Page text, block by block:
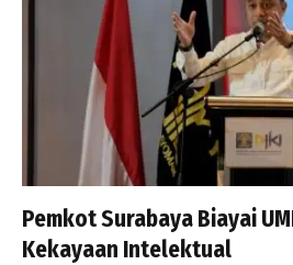
Pemkot Surabaya Biayai
Kekayaan Intelektual